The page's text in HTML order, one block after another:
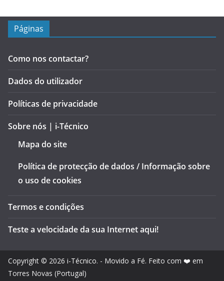
Páginas
Como nos contactar?
Dados do utilizador
Políticas de privacidade
Sobre nós | i-Técnico
Mapa do site
Política de protecção de dados / Informação sobre
o uso de cookies
Termos e condições
Teste a velocidade da sua Internet aqui!
Copyright © 2026 i-Técnico. - Movido a Fé. Feito com ❤️ em
Torres Novas (Portugal)